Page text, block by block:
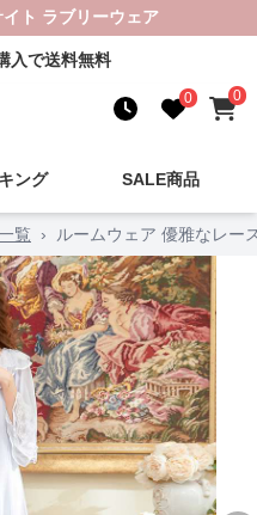
ト ラブリーウェア
入で送料無料
0 0
ング SALE商品
覧 › ルームウェア 優雅なレー